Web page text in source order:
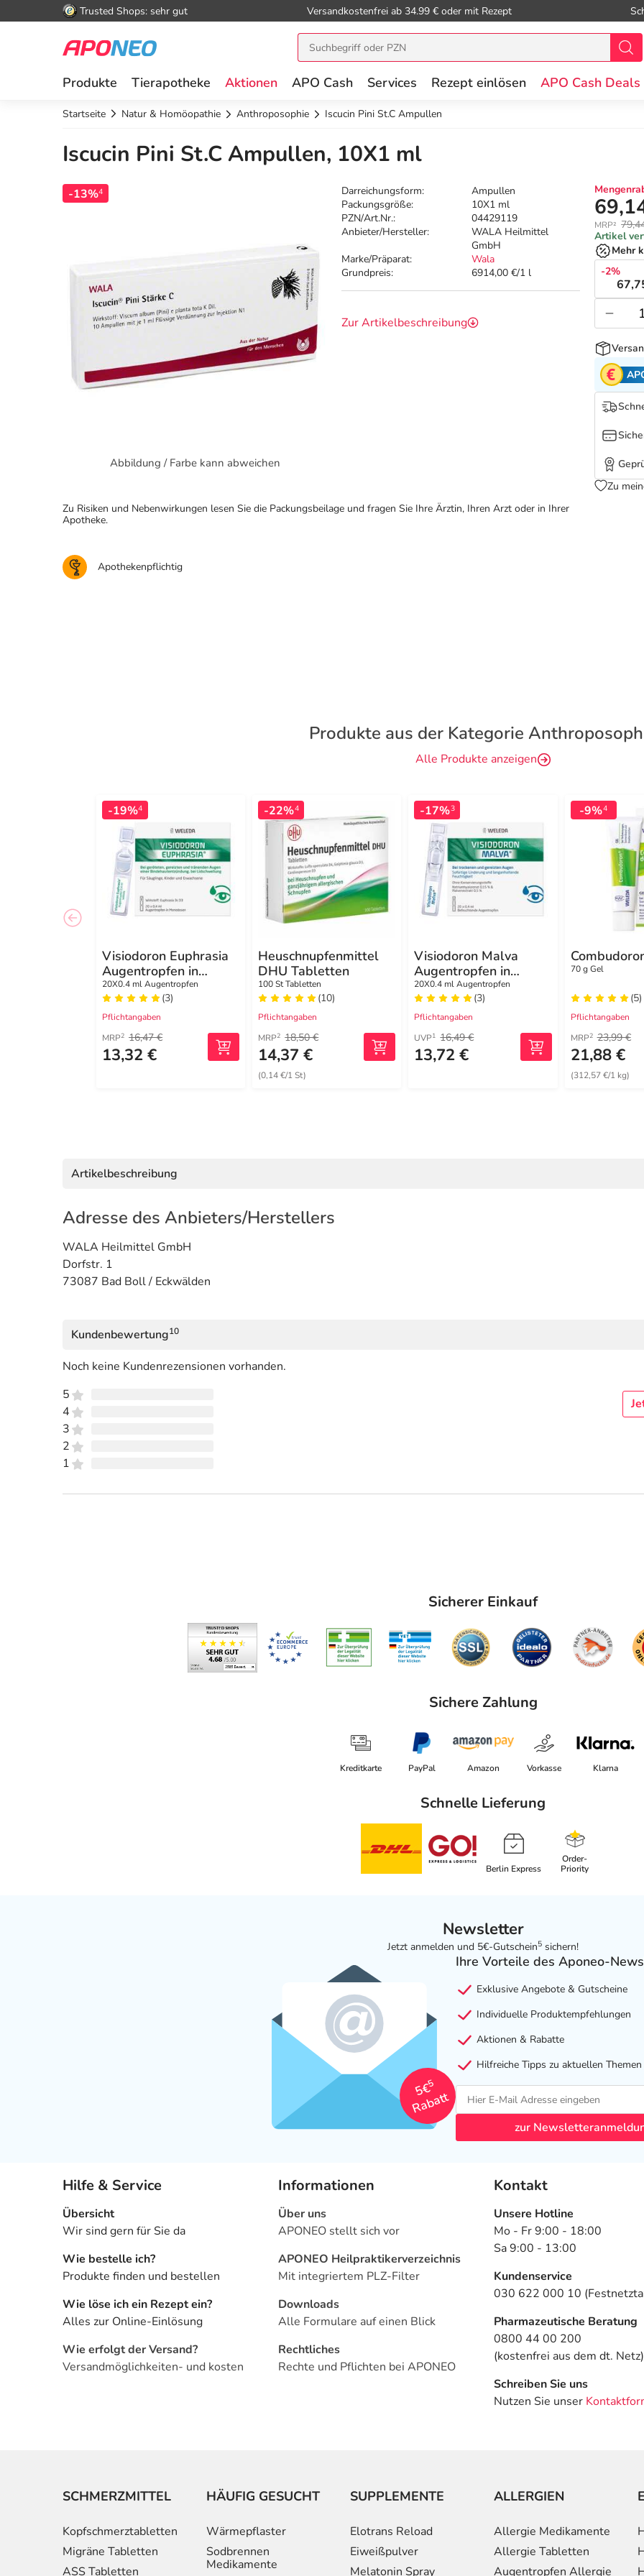
Trusted Shops: sehr gut Versandkostenfrei ab 34.99 € oder mit Rezept
Produkte Tierapotheke Aktionen APO Cash Services Rezept einlösen APO Cash Deals
Startseite Natur & Homöopathie Anthroposophie Iscucin Pini St.C Ampullen
Iscucin Pini St.C Ampullen, 10X1 ml
-13%4
Abbildung / Farbe kann abweichen
Darreichungsform:
Ampullen
Packungsgröße:
10X1 ml
PZN/Art.Nr.:
04429119
Anbieter/Hersteller:
WALA Heilmittel
GmbH
Marke/Präparat:
Wala
Grundpreis:
6914,00 €/1 l
Zur Artikelbeschreibung
MRP²
Artikel
Mehr
-2%
Zu
Zu Risiken und Nebenwirkungen lesen Sie die Packungsbeilage und fragen Sie Ihre Ärztin, Ihren Arzt oder in Ihrer
Apotheke.
Apothekenpflichtig
Produkte aus der Kategorie
Alle Produkte anzeigen
-19%4
Visiodoron Euphrasia
Augentropfen in
Monodosen
20X0.4 ml Augentropfen
(3)
Pflichtangaben
MRP2 16,47 €
13,32 €
-22%4
Heuschnupfenmittel
DHU Tabletten
100 St Tabletten
(10)
Pflichtangaben
MRP2 18,50 €
14,37 €
(0,14 €/1 St)
-17%3
Visiodoron Malva
Augentropfen in
Monodosen
20X0.4 ml Augentropfen
(3)
Pflichtangaben
UVP1 16,49 €
13,72 €
-9%4
70 g Gel
(5)
Pflichtangaben
MRP2 23,99 €
21,88 €
(312,57 €/1 kg)
Artikelbeschreibung
Adresse des Anbieters/Herstellers
WALA Heilmittel GmbH
Dorfstr. 1
73087 Bad Boll / Eckwälden
Kundenbewertung10
Noch keine Kundenrezensionen vorhanden.
5
4
3
2
1
Sicherer Einkauf
Sichere Zahlung
Kreditkarte PayPal Amazon Vorkasse Klarna
Schnelle Lieferung
Berlin Express
Order-
Priority
Newsletter
Jetzt anmelden und 5€-Gutschein5 sichern!
5€
5
Rabatt
Ihre Vorteile des Aponeo-
Exklusive Angebote & Gutscheine
Individuelle Produktempfehlungen
Aktionen & Rabatte
Hilfreiche Tipps zu aktuellen Themen
zur
Hilfe & Service
Übersicht
Wir sind gern für Sie da
Wie bestelle ich?
Produkte finden und bestellen
Wie löse ich ein Rezept ein?
Alles zur Online-Einlösung
Wie erfolgt der Versand?
Versandmöglichkeiten- und kosten
Informationen
Über uns
APONEO stellt sich vor
APONEO Heilpraktikerverzeichnis
Mit integriertem PLZ-Filter
Downloads
Alle Formulare auf einen Blick
Rechtliches
Rechte und Pflichten bei APONEO
Kontakt
Unsere Hotline
Mo - Fr 9:00 - 18:00
Sa 9:00 - 13:00
Kundenservice
030 622 000 10
Pharmazeutische Beratung
0800 44 00 200
(kostenfrei aus dem dt. Netz)
Schreiben Sie uns
Nutzen Sie unser
SCHMERZMITTEL
Kopfschmerztabletten
Migräne Tabletten
ASS Tabletten
HÄUFIG GESUCHT
Wärmepflaster
Sodbrennen
Medikamente
SUPPLEMENTE
Elotrans Reload
Eiweißpulver
Melatonin Spray
ALLERGIEN
Allergie Medikamente
Allergie Tabletten
Augentropfen Allergie